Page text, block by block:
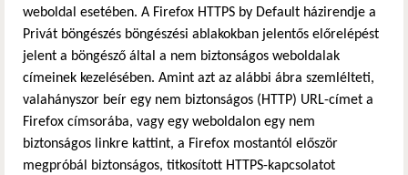
weboldal esetében. A Firefox HTTPS by Default házirendje a
Privát böngészés böngészési ablakokban jelentős előrelépést
jelent a böngésző által a nem biztonságos weboldalak
címeinek kezelésében. Amint azt az alábbi ábra szemlélteti,
valahányszor beír egy nem biztonságos (HTTP) URL-címet a
Firefox címsorába, vagy egy weboldalon egy nem
biztonságos linkre kattint, a Firefox mostantól először
megpróbál biztonságos, titkosított HTTPS-kapcsolatot